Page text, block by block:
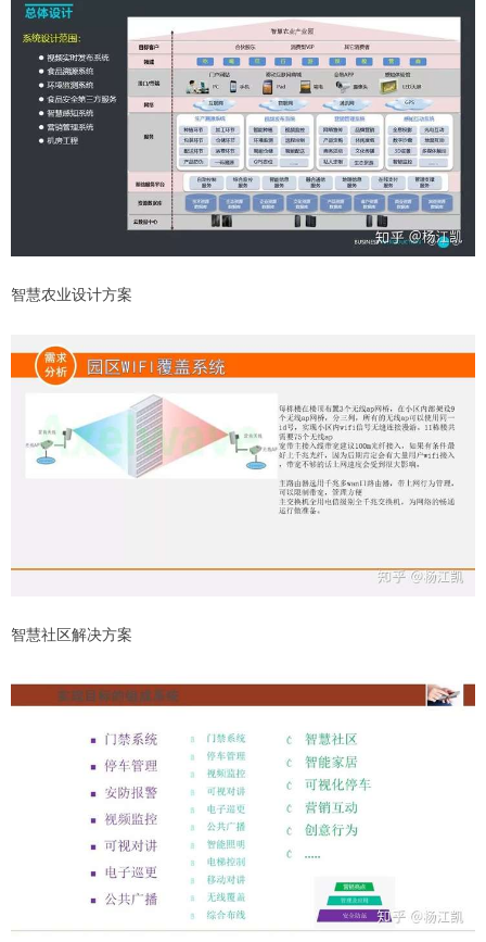
智慧农业设计方案
智慧社区解决方案